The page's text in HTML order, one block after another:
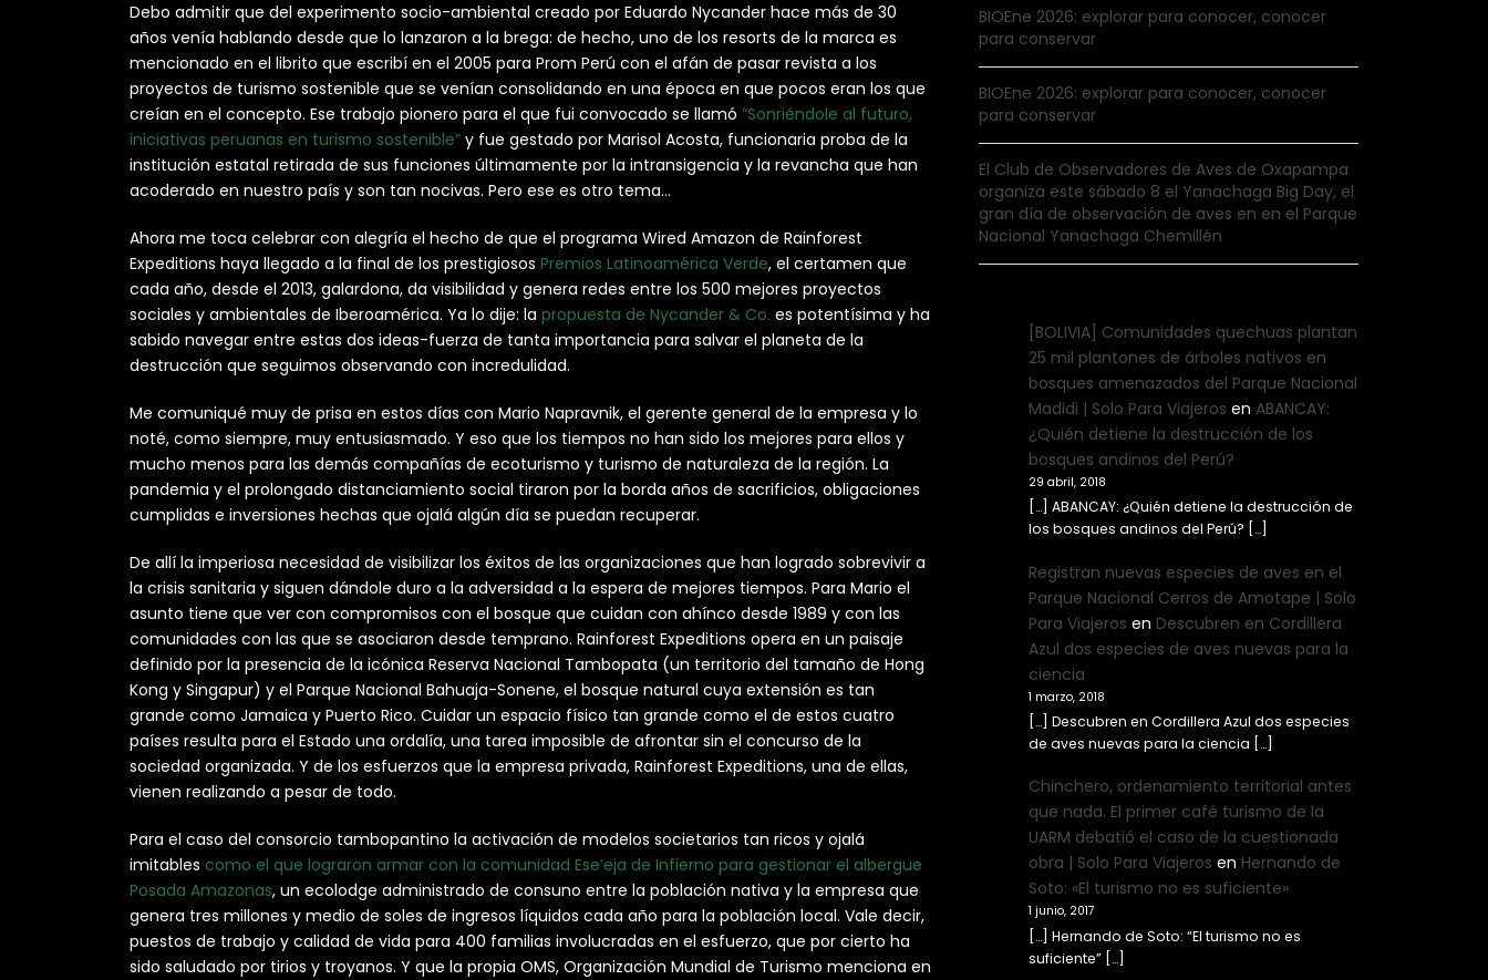
Debo admitir que del experimento socio-ambiental creado por Eduardo Nycander hace más de 30
años venía hablando desde que lo lanzaron a la brega: de hecho, uno de los resorts de la marca es
mencionado en el librito que escribí en el 2005 para Prom Perú con el afán de pasar revista a los
proyectos de turismo sostenible que se venían consolidando en una época en que pocos eran los que
creían en el concepto. Ese trabajo pionero para el que fui convocado se llamó “Sonriéndole al futuro,
iniciativas peruanas en turismo sostenible” y fue gestado por Marisol Acosta, funcionaria proba de la
institución estatal retirada de sus funciones últimamente por la intransigencia y la revancha que han
acoderado en nuestro país y son tan nocivas. Pero ese es otro tema…
Ahora me toca celebrar con alegría el hecho de que el programa Wired Amazon de Rainforest
Expeditions haya llegado a la final de los prestigiosos Premios Latinoamérica Verde, el certamen que
cada año, desde el 2013, galardona, da visibilidad y genera redes entre los 500 mejores proyectos
sociales y ambientales de Iberoamérica. Ya lo dije: la propuesta de Nycander & Co. es potentísima y ha
sabido navegar entre estas dos ideas-fuerza de tanta importancia para salvar el planeta de la
destrucción que seguimos observando con incredulidad.
Me comuniqué muy de prisa en estos días con Mario Napravnik, el gerente general de la empresa y lo
noté, como siempre, muy entusiasmado. Y eso que los tiempos no han sido los mejores para ellos y
mucho menos para las demás compañías de ecoturismo y turismo de naturaleza de la región. La
pandemia y el prolongado distanciamiento social tiraron por la borda años de sacrificios, obligaciones
cumplidas e inversiones hechas que ojalá algún día se puedan recuperar.
De allí la imperiosa necesidad de visibilizar los éxitos de las organizaciones que han logrado sobrevivir a
la crisis sanitaria y siguen dándole duro a la adversidad a la espera de mejores tiempos. Para Mario el
asunto tiene que ver con compromisos con el bosque que cuidan con ahínco desde 1989 y con las
comunidades con las que se asociaron desde temprano. Rainforest Expeditions opera en un paisaje
definido por la presencia de la icónica Reserva Nacional Tambopata (un territorio del tamaño de Hong
Kong y Singapur) y el Parque Nacional Bahuaja-Sonene, el bosque natural cuya extensión es tan
grande como Jamaica y Puerto Rico. Cuidar un espacio físico tan grande como el de estos cuatro
países resulta para el Estado una ordalía, una tarea imposible de afrontar sin el concurso de la
sociedad organizada. Y de los esfuerzos que la empresa privada, Rainforest Expeditions, una de ellas,
vienen realizando a pesar de todo.
Para el caso del consorcio tambopantino la activación de modelos societarios tan ricos y ojalá
imitables como el que lograron armar con la comunidad Ese’eja de Infierno para gestionar el albergue
Posada Amazonas, un ecolodge administrado de consuno entre la población nativa y la empresa que
genera tres millones y medio de soles de ingresos líquidos cada año para la población local. Vale decir,
puestos de trabajo y calidad de vida para 400 familias involucradas en el esfuerzo, que por cierto ha
sido saludado por tirios y troyanos. Y que la propia OMS, Organización Mundial de Turismo menciona en
BIOEne 2026: explorar para conocer, conocer
para conservar
BIOEne 2026: explorar para conocer, conocer
para conservar
El Club de Observadores de Aves de Oxapampa
organiza este sábado 8 el Yanachaga Big Day, el
gran día de observación de aves en en el Parque
Nacional Yanachaga Chemillén
[BOLIVIA] Comunidades quechuas plantan
25 mil plantones de árboles nativos en
bosques amenazados del Parque Nacional
Madidi | Solo Para Viajeros enABANCAY:
¿Quién detiene la destrucción de los
bosques andinos del Perú?
29 abril, 2018
[…] ABANCAY: ¿Quién detiene la destrucción de
los bosques andinos del Perú? […]
Registran nuevas especies de aves en el
Parque Nacional Cerros de Amotape | Solo
Para Viajeros en Descubren en Cordillera
Azul dos especies de aves nuevas para la
ciencia
1 marzo, 2018
[…] Descubren en Cordillera Azul dos especies
de aves nuevas para la ciencia […]
Chinchero, ordenamiento territorial antes
que nada. El primer café turismo de la
UARM debatió el caso de la cuestionada
obra | Solo Para Viajeros en Hernando de
Soto: «El turismo no es suficiente»
1 junio, 2017
[…] Hernando de Soto: “El turismo no es
suficiente” […]